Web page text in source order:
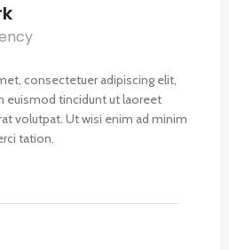
consectetuer adipiscing elit,
euismod tincidunt ut laoreet
volutpat. Ut wisi enim ad minim
tation.